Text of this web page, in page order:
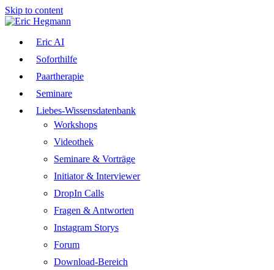
Skip to content
Eric AI
Soforthilfe
Paartherapie
Seminare
Liebes-Wissensdatenbank
Workshops
Videothek
Seminare & Vorträge
Initiator & Interviewer
DropIn Calls
Fragen & Antworten
Instagram Storys
Forum
Download-Bereich